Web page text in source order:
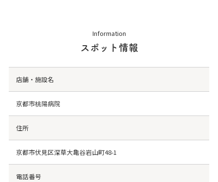
Information
スポット情報
店舗・施設名
京都市桃陽病院
住所
京都市伏見区深草大亀谷岩山町48-1
電話番号